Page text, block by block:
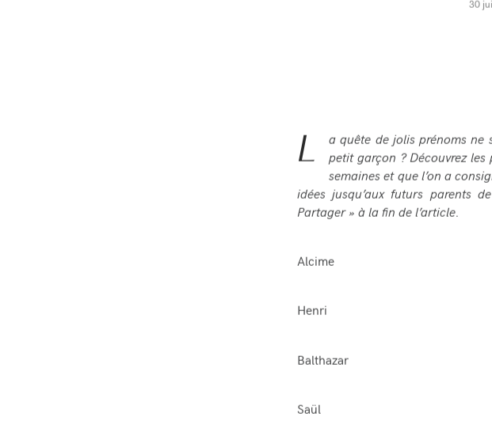
30
L
a quête de jolis prénoms ne
petit garçon ? Découvrez les
semaines et que l’on a
idées jusqu’aux futurs parents
Partager » à la fin de l’article.
Alcime
Henri
Balthazar
Saül